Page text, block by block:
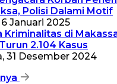
Polisi Dalami Motif
6 Januari 2025
Kriminalitas di
2.104 Kasus
31 Desember 2024